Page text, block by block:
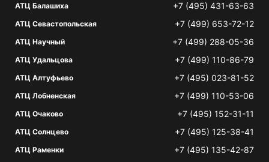
АТЦ Балашиха +7 (495) 431-63-63
АТЦ Севастопольская +7 (499) 653-72-12
АТЦ Научный +7 (499) 288-05-36
АТЦ Удальцова +7 (499) 110-86-79
АТЦ Алтуфьево +7 (495) 023-81-52
АТЦ Лобненская +7 (499) 110-53-06
АТЦ Очаково +7 (495) 152-31-11
АТЦ Солнцево +7 (495) 125-38-41
АТЦ Раменки +7 (495) 135-42-87